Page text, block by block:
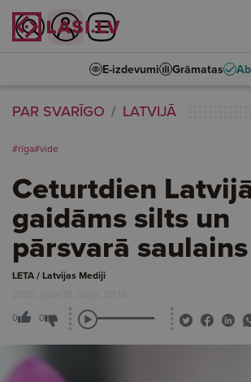
E-izdevumi Grāmatas
PAR SVARĪGO LATVIJĀ
#rīga#vide
Ceturtdien
gaidāms silts un
pārsvarā
LETA / Latvijas Mediji
2026. gada 18. jūnijs, 08:18
0 0